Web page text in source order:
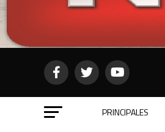
PRINCIPALES